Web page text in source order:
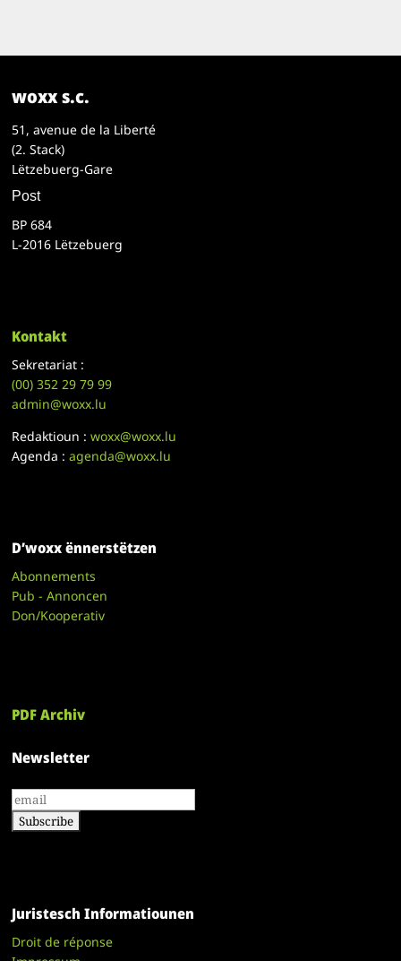
woxx s.c.
51, avenue de la Liberté
(2. Stack)
Lëtzebuerg-Gare
Post
BP 684
L-2016 Lëtzebuerg
Kontakt
Sekretariat :
(00)352 29 79 99
admin@woxx.lu
Redaktioun :woxx@woxx.lu
Agenda :agenda@woxx.lu
D’woxx ënnerstëtzen
Abonnements
Pub - Annoncen
Don/Kooperativ
PDF Archiv
Newsletter
Juristesch Informatiounen
Droit de réponse